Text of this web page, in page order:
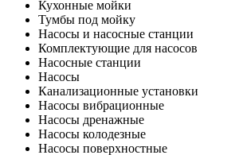
Кухонные мойки
Тумбы под мойку
Насосы и насосные станции
Комплектующие для насосов
Насосные станции
Насосы
Канализационные установки
Насосы вибрационные
Насосы дренажные
Насосы колодезные
Насосы поверхностные